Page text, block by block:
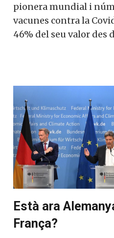
pionera mundial i
vacunes contra la
46% del seu valor des
Està ara
França?